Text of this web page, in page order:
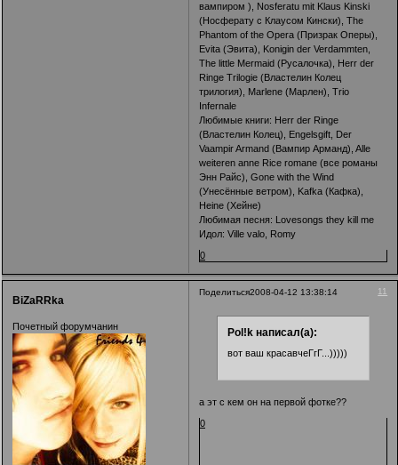
вампиром ), Nosferatu mit Klaus Kinski
(Носферату с Клаусом Кински), The
Phantom of the Opera (Призрак Оперы),
Evita (Эвита), Konigin der Verdammten,
The little Mermaid (Русалочка), Herr der
Ringe Trilogie (Властелин Колец
трилогия), Marlene (Марлен), Trio
Infernale
Любимые книги: Herr der Ringe
(Властелин Колец), Engelsgift, Der
Vaampir Armand (Вампир Арманд), Alle
weiteren anne Rice romane (все романы
Энн Райс), Gone with the Wind
(Унесённые ветром), Kafka (Кафка),
Heine (Хейне)
Любимая песня: Lovesongs they kill me
Идол: Ville valo, Romy
0
Поделиться 11
2008-04-12 13:38:14
BiZaRRka
Почетный форумчанин Pol!k написал(а):
вот ваш красавчеГгГ...)))))
а эт с кем он на первой фотке??
0